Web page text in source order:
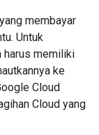
membayar
Untuk
harus memiliki
ke
Cloud
Cloud yang